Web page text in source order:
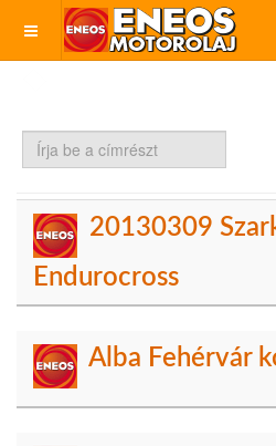
Írja
a
20130309
Endurocross
Alba Fehérvár